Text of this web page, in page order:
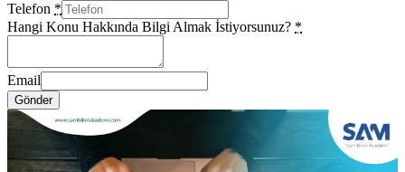
Telefon *
Hangi Konu Hakkında Bilgi Almak İstiyorsunuz? *
Email
Gönder